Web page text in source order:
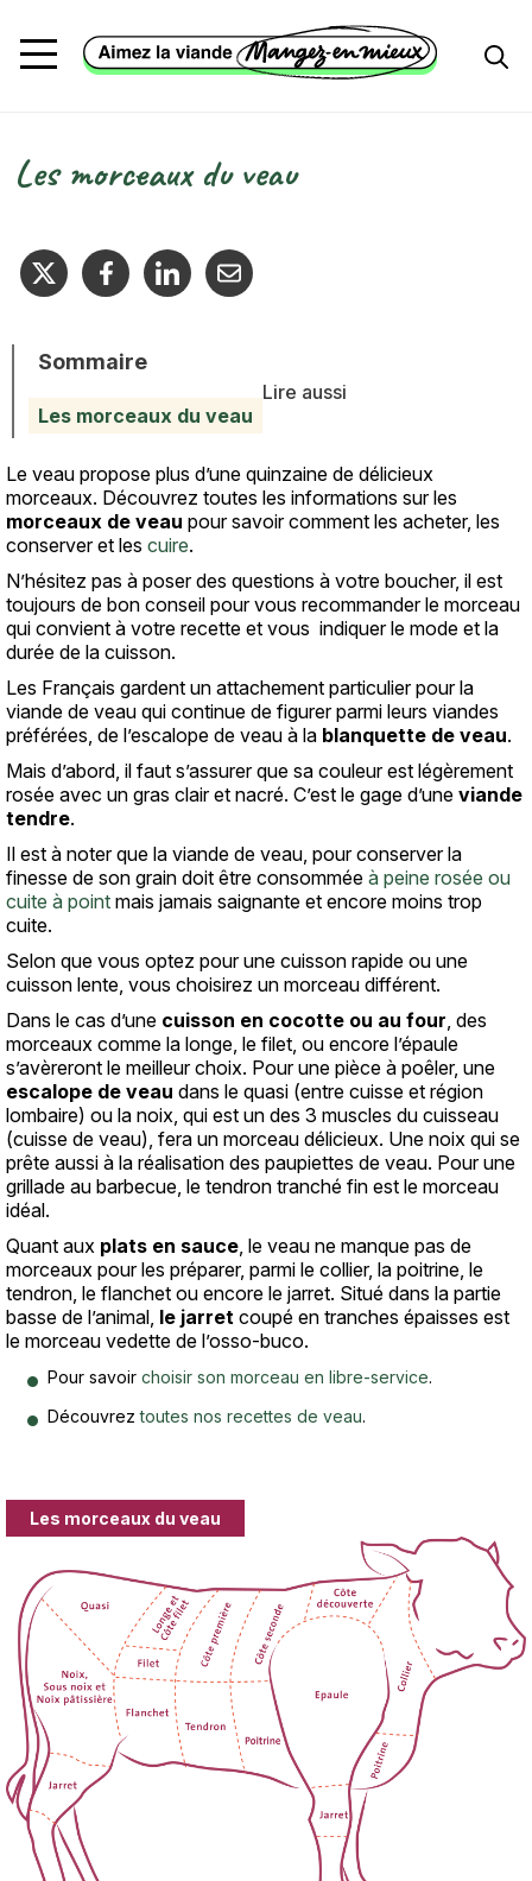
Fil d'Ariane
Les morceaux du veau
Sommaire
Les morceaux du veau
Lire aussi
Texte
Le veau propose plus d’une quinzaine de délicieux
morceaux. Découvrez toutes les informations sur les
morceaux de veau pour savoir comment les acheter, les
conserver et les cuire.
N’hésitez pas à poser des questions à votre boucher, il est
toujours de bon conseil pour vous recommander le morceau
qui convient à votre recette et vous indiquer le mode et la
durée de la cuisson.
Les Français gardent un attachement particulier pour la
viande de veau qui continue de figurer parmi leurs viandes
préférées, de l’escalope de veau à la blanquette de veau.
Mais d’abord, il faut s’assurer que sa couleur est légèrement
rosée avec un gras clair et nacré. C’est le gage d’une viande
tendre.
Il est à noter que la viande de veau, pour conserver la
finesse de son grain doit être consommée à peine rosée ou
cuite à point mais jamais saignante et encore moins trop
cuite.
Selon que vous optez pour une cuisson rapide ou une
cuisson lente, vous choisirez un morceau différent.
Dans le cas d’une cuisson en cocotte ou au four, des
morceaux comme la longe, le filet, ou encore l’épaule
s’avèreront le meilleur choix. Pour une pièce à poêler, une
escalope de veau dans le quasi (entre cuisse et région
lombaire) ou la noix, qui est un des 3 muscles du cuisseau
(cuisse de veau), fera un morceau délicieux. Une noix qui se
prête aussi à la réalisation des paupiettes de veau. Pour une
grillade au barbecue, le tendron tranché fin est le morceau
idéal.
Quant aux plats en sauce, le veau ne manque pas de
morceaux pour les préparer, parmi le collier, la poitrine, le
tendron, le flanchet ou encore le jarret. Situé dans la partie
basse de l’animal, le jarret coupé en tranches épaisses est
le morceau vedette de l’osso-buco.
Pour savoir choisir son morceau en libre-service.
Découvreztoutes nos recettes de veau.
Les morceaux du veau